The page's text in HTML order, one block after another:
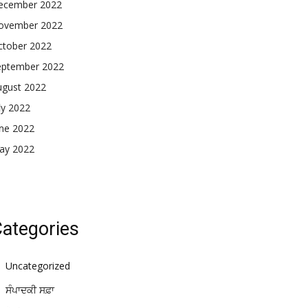
2022
2022
2022
2022
2022
2022
2022
2022
Uncategorized
ਸੰਪਾਦਕੀ ਸਫ਼ਾ